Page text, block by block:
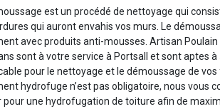
est un procédé de nettoyage qui
qui auront envahis vos murs. Le
avec produits anti-mousses. Artisan Poulain
sont à votre service à Portsall et sont aptes
pour le nettoyage et le démoussage de vos
hydrofuge n’est pas obligatoire, nous vous
pour une hydrofugation de toiture afin de